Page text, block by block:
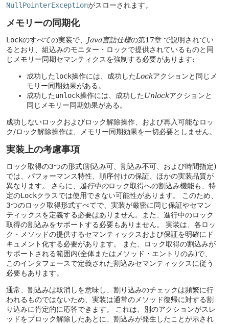
NullPointerExceptionがスローされます。
メモリーの同期化
Lockのすべての実装で、 Java言語仕様の第17章 で説明されてい
るとおり、組込みのモニター・ロックで提供されているものと同
じメモリー同期セマンティクスを強制する必要があります:
成功したlock操作には、成功したLockアクションと同じメ
モリー同期効果がある。
成功したunlock操作には、成功したUnlockアクションと
同じメモリー同期効果がある。
成功しないロックおよびロック解除操作、および再入可能なロッ
ク/ロック解除操作は、メモリー同期効果を一切必要としません。
実装上の考慮事項
ロック取得の3つの形式(割込み可、割込み不可、および時間指定)
では、パフォーマンス特性、順序付けの保証、ほかの実装品質が
異なります。
さらに、 進行中のロック取得への割込み機能も、特
定のLockクラスでは使用できない可能性があります。
このため、
3つのロック取得形式すべてで、実装が厳密に同じ保証やセマン
ティックスを定義する必要はありません。また、進行中のロック
取得の割込みをサポートする必要もありません。
実装は、各ロッ
ク・メソッドの提供するセマンティックスおよび保証を明確にド
キュメント化する必要があります。
また、ロック取得の割込みが
サポートされる範囲内(全体またはメソッド・エントリのみ)で、
このインタフェースで定義された割込みセマンティックスに従う
必要もあります。
通常、割込みは取消しを意味し、割り込みのチェックは頻繁に行
われるものではないため、実装は通常のメソッド復帰に対する割
り込みに肯定的に応答できます。
これは、別のアクションがスレ
ッドをブロック解除したあとに、割込みが発生したことが示され